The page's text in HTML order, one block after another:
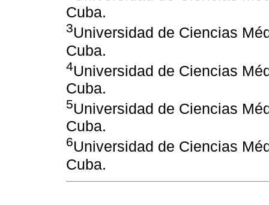
Cuba.
3Universidad de Ciencias
Cuba.
4Universidad de Ciencias
Cuba.
5Universidad de Ciencias
Cuba.
6Universidad de Ciencias
Cuba.